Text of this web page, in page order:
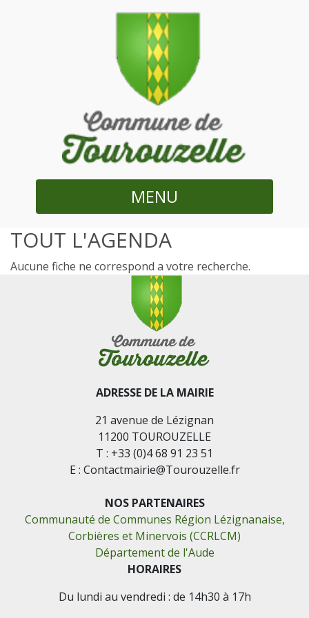
MENU
TOUT L'AGENDA
Aucune fiche ne correspond a votre recherche.
ADRESSE DE LA MAIRIE
21 avenue de Lézignan
11200 TOUROUZELLE
T : +33 (0)4 68 91 23 51
E : Contactmairie@Tourouzelle.fr
NOS PARTENAIRES
Communauté de Communes Région Lézignanaise,
Corbières et Minervois (CCRLCM)
Département de l'Aude
HORAIRES
Du lundi au vendredi : de 14h30 à 17h